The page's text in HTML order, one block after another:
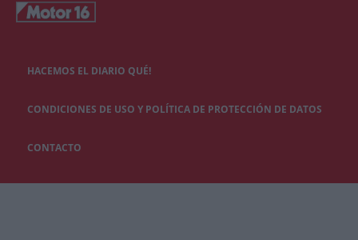
HACEMOS EL DIARIO QUÉ!
CONDICIONES DE USO Y POLÍTICA DE PROTECCIÓN DE DATOS
CONTACTO